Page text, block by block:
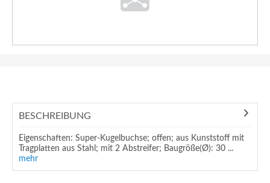
BESCHREIBUNG
Eigenschaften: Super-Kugelbuchse; offen; aus Kunststoff mit
Tragplatten aus Stahl; mit 2 Abstreifer; Baugröße(Ø): 30 ...
mehr